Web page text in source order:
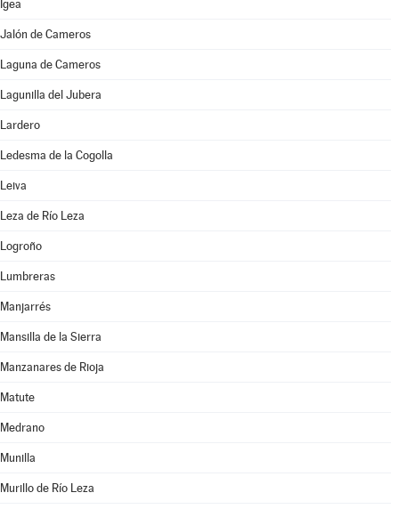
Igea
Jalón de Cameros
Laguna de Cameros
Lagunilla del Jubera
Lardero
Ledesma de la Cogolla
Leiva
Leza de Río Leza
Logroño
Lumbreras
Manjarrés
Mansilla de la Sierra
Manzanares de Rioja
Matute
Medrano
Munilla
Murillo de Río Leza